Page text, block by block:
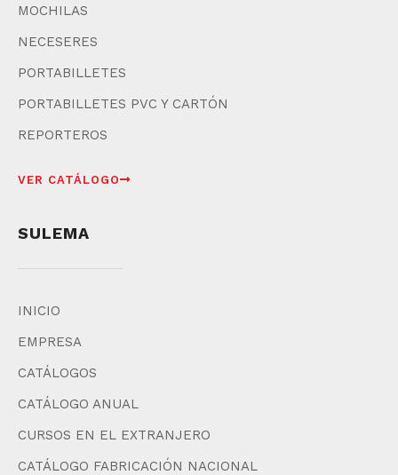
MOCHILAS
NECESERES
PORTABILLETES
PORTABILLETES PVC Y CARTÓN
REPORTEROS
VER CATÁLOGO
SULEMA
INICIO
EMPRESA
CATÁLOGOS
CATÁLOGO ANUAL
CURSOS EN EL EXTRANJERO
CATÁLOGO FABRICACIÓN NACIONAL